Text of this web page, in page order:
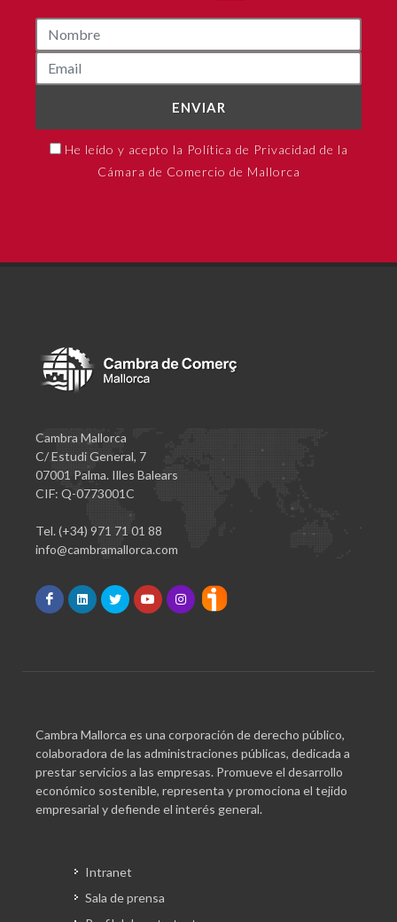
ENVIAR
He leído y acepto la Política de Privacidad de la
Cámara de Comercio de Mallorca
Cambra Mallorca
C/ Estudi General, 7
07001 Palma. Illes Balears
CIF: Q-0773001C
Tel. (+34) 971 71 01 88
info@cambramallorca.com
Cambra Mallorca es una corporación de derecho público,
colaboradora de las administraciones públicas, dedicada a
prestar servicios a las empresas. Promueve el desarrollo
económico sostenible, representa y promociona el tejido
empresarial y defiende el interés general.
Intranet
Sala de prensa